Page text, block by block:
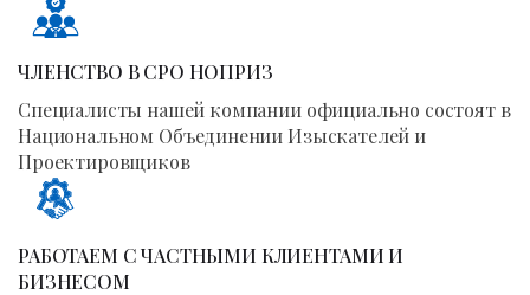
ЧЛЕНСТВО В СРО НОПРИЗ
Специалисты нашей компании официально состоят в
Национальном Объединении Изыскателей и
Проектировщиков
РАБОТАЕМ С ЧАСТНЫМИ КЛИЕНТАМИ И
БИЗНЕСОМ